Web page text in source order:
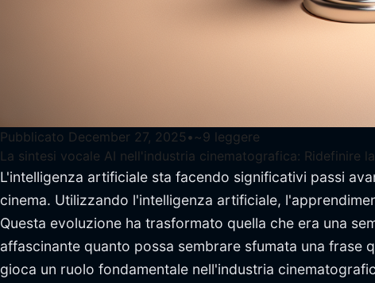
Pubblicato December 27, 2025 • ~9 leggere
La sintesi vocale AI nell'industria cinematografica: Ridefinire
L'intelligenza artificiale sta facendo significativi passi
cinema. Utilizzando l'intelligenza artificiale,
Questa evoluzione ha trasformato quella che era una
affascinante quanto possa sembrare sfumata una frase
gioca un ruolo fondamentale nell'industria